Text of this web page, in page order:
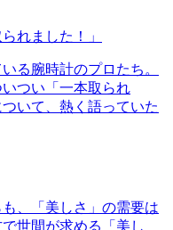
れました！」
る腕時計のプロたち。
つい「一本取られ
いて、熱く語っていた
、「美しさ」の需要は
世間が求める「美し